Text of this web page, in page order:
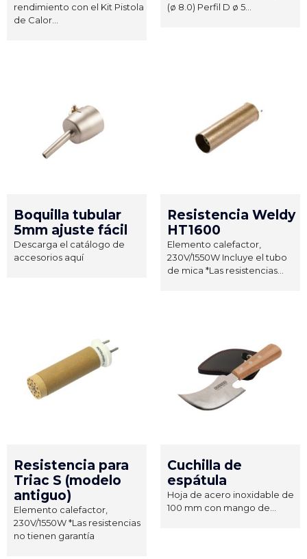
rendimiento con el Kit Pistola
de Calor...
(ø 8.0) Perfil D ø 5...
Boquilla tubular
5mm ajuste fácil
Descarga el catálogo de
accesorios aquí
Resistencia Weldy
HT1600
Elemento calefactor,
230V/1550W Incluye el tubo
de mica *Las resistencias...
Resistencia para
Triac S (modelo
antiguo)
Elemento calefactor,
230V/1550W *Las resistencias
no tienen garantía
Cuchilla de
espátula
Hoja de acero inoxidable de
100 mm con mango de...